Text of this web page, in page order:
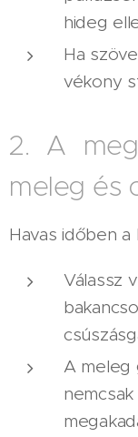
hideg
Ha
vékony
2. A
meleg és
Havas időben
Válassz
A meleg